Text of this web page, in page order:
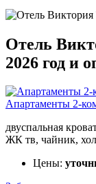
Отель
2026 год и
Апартаменты 2-
двуспальная
ЖК тв, чайник,
Цены: